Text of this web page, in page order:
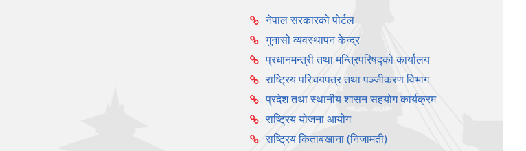
नेपाल सरकारको पोर्टल
गुनासो व्यवस्थापन केन्द्र
प्रधानमन्त्री तथा मन्त्रिपरिषद्को कार्यालय
राष्ट्रिय परिचयपत्र तथा पञ्‍जीकरण विभाग
प्रदेश तथा स्थानीय शासन सहयोग कार्यक्रम
राष्ट्रिय योजना आयोग
राष्ट्रिय किताबखाना (निजामती)